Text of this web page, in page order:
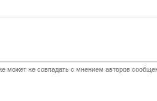
может не совпадать с мнением авторов